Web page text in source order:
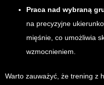
Praca nad wybraną
na precyzyjne
mięśnie, co umożliwia
wzmocnieniem.
Warto zauważyć, że trening z